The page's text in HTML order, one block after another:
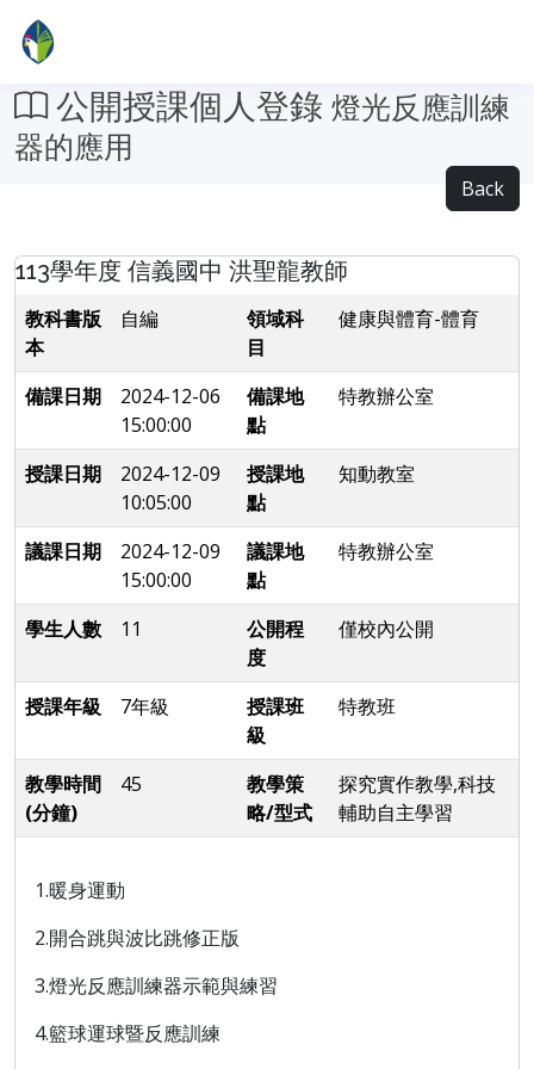
公開授課個人登錄 燈光反應訓練
器的應用
Back
113學年度 信義國中 洪聖龍教師
教科書版
本
自編
領域科
目
健康與體育-體育
備課日期
2024-12-06
15:00:00
備課地
點
特教辦公室
授課日期
2024-12-09
10:05:00
授課地
點
知動教室
議課日期
2024-12-09
15:00:00
議課地
點
特教辦公室
學生人數 11
公開程
度
僅校內公開
授課年級 7年級
授課班
級
特教班
教學時間
(分鐘)
45
教學策
略/型式
探究實作教學,科技
輔助自主學習
1.暖身運動
2.開合跳與波比跳修正版
3.燈光反應訓練器示範與練習
4.籃球運球暨反應訓練